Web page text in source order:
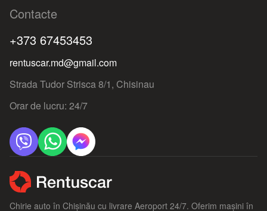
Chirie auto în Chișinău cu livrare Aeroport 24/7. Oferim mașini în
Contacte
+373 67453453
rentuscar.md@gmail.com
Strada Tudor Strisca 8/1, Chisinau
Orar de lucru: 24/7